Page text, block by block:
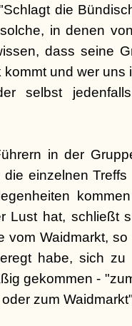
die
in denen
dass seine
und wer
selbst
in der
einzelnen
Lust hat, schließt
vom Waidmarkt,
habe, sich zu
gekommen -
zum